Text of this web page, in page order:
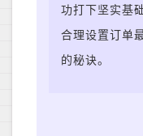
功打下坚实基
合理设置订单
的秘诀。